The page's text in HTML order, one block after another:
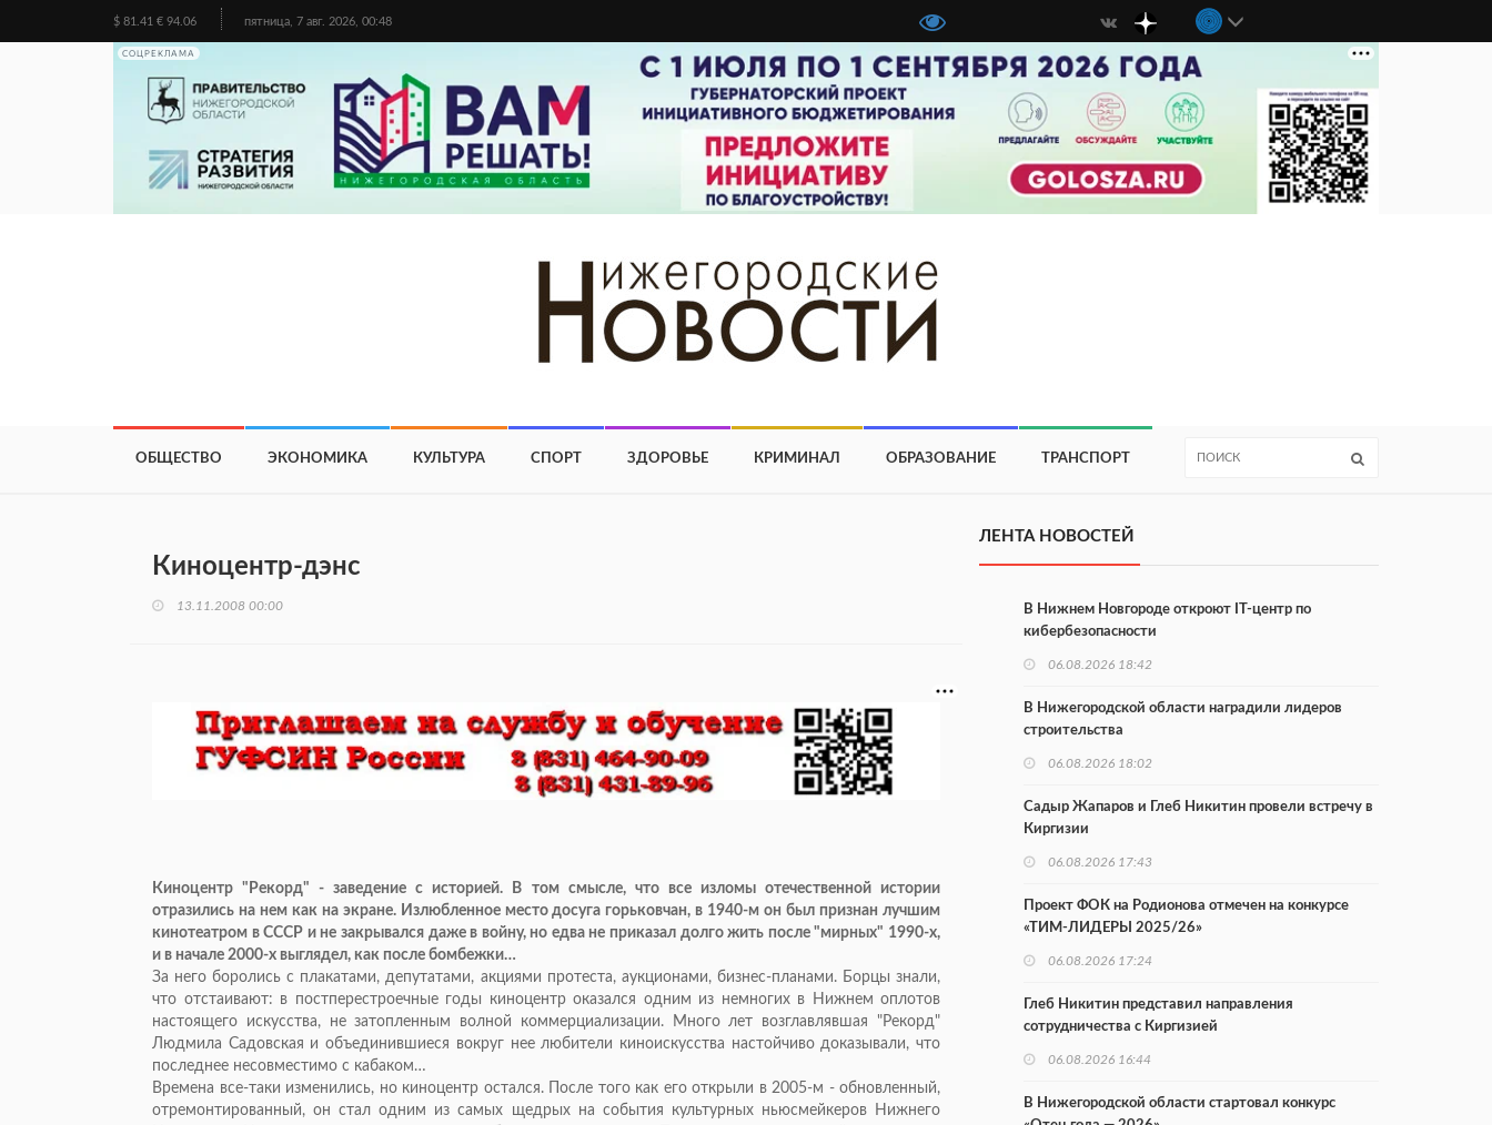
$ 81.41 € 94.06 пятница, 7 авг. 2026, 00:48
СОЦРЕКЛАМА
ОБЩЕСТВО ЭКОНОМИКА КУЛЬТУРА СПОРТ ЗДОРОВЬЕ КРИМИНАЛ ОБРАЗОВАНИЕ ТРАНСПОРТ
Киноцентр-дэнс
13.11.2008 00:00
Киноцентр "Рекорд" - заведение с историей. В том смысле, что все изломы отечественной истории
отразились на нем как на экране. Излюбленное место досуга горьковчан, в 1940-м он был признан лучшим
кинотеатром в СССР и не закрывался даже в войну, но едва не приказал долго жить после "мирных" 1990-х,
и в начале 2000-х выглядел, как после бомбежки…
За него боролись с плакатами, депутатами, акциями протеста, аукционами, бизнес-планами. Борцы знали,
что отстаивают: в постперестроечные годы киноцентр оказался одним из немногих в Нижнем оплотов
настоящего искусства, не затопленным волной коммерциализации. Много лет возглавлявшая "Рекорд"
Людмила Садовская и объединившиеся вокруг нее любители киноискусства настойчиво доказывали, что
последнее несовместимо с кабаком…
Времена все-таки изменились, но киноцентр остался. После того как его открыли в 2005-м - обновленный,
отремонтированный, он стал одним из самых щедрых на события культурных ньюсмейкеров Нижнего
ЛЕНТА НОВОСТЕЙ
В Нижнем Новгороде откроют IT-центр по
кибербезопасности
06.08.2026 18:42
В Нижегородской области наградили лидеров
строительства
06.08.2026 18:02
Садыр Жапаров и Глеб Никитин провели встречу в
Киргизии
06.08.2026 17:43
Проект ФОК на Родионова отмечен на конкурсе
«ТИМ-ЛИДЕРЫ 2025/26»
06.08.2026 17:24
Глеб Никитин представил направления
сотрудничества с Киргизией
06.08.2026 16:44
В Нижегородской области стартовал конкурс